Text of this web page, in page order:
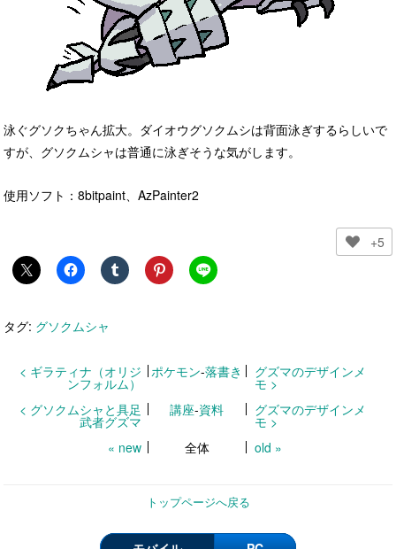
泳ぐグソクちゃん拡大。ダイオウグソクムシは背面泳ぎするらしいで
すが、グソクムシャは普通に泳ぎそうな気がします。
使用ソフト：8bitpaint、AzPainter2
+5
タグ: グソクムシャ
< ギラティナ（オリジ
ンフォルム）
ポケモン-落書き グズマのデザインメ
モ >
< グソクムシャと具足
武者グズマ
講座-資料 グズマのデザインメ
モ >
« new
全体 old »
トップページへ戻る